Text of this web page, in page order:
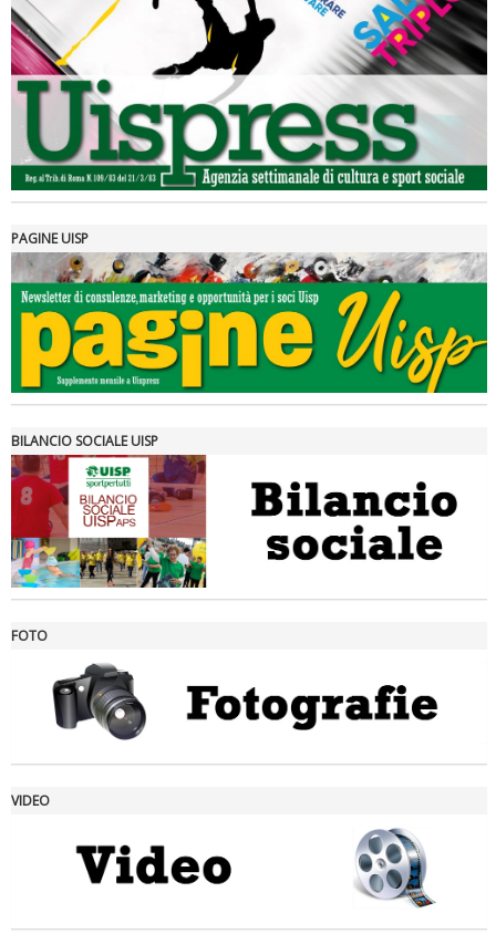
Luglio 2026: "Pensando con i piedi, si possono fare le
rivoluzioni"
Tiziano Pesce a Radio InBlu2000 traccia il bilancio della stagione
Ddl Lobby, Uisp: “Il Parlamento valorizzi le nostre specificità"
PAGINE UISP
BILANCIO SOCIALE UISP
FOTO
VIDEO